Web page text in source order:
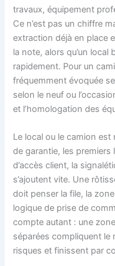
travaux, équipement
Ce n’est pas un chiffre
extraction déjà en place
la note, alors qu’un local
rapidement. Pour un
fréquemment évoquée
selon le neuf ou
et l’homologation des
Le local ou le camion est
de garantie, les premiers
d’accès client, la
s’ajoutent vite. Une
doit penser la file, la zone
logique de prise de
compte autant : une
séparées compliquent le
risques et finissent par